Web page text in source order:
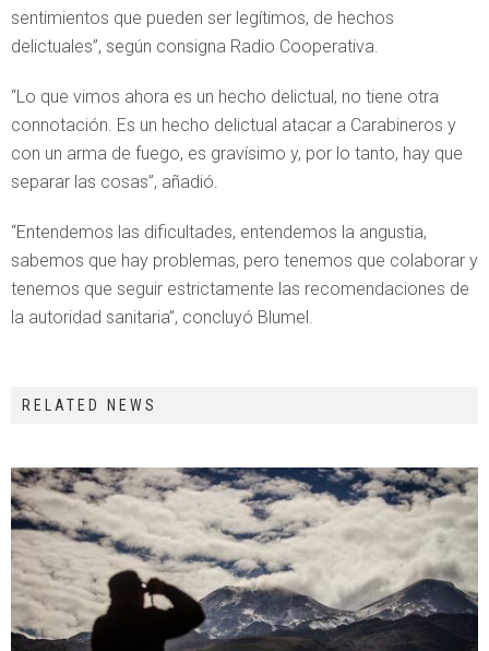
sentimientos que pueden ser legítimos, de hechos
delictuales”, según consigna Radio Cooperativa.
“Lo que vimos ahora es un hecho delictual, no tiene otra
connotación. Es un hecho delictual atacar a Carabineros y
con un arma de fuego, es gravísimo y, por lo tanto, hay que
separar las cosas”, añadió.
“Entendemos las dificultades, entendemos la angustia,
sabemos que hay problemas, pero tenemos que colaborar y
tenemos que seguir estrictamente las recomendaciones de
la autoridad sanitaria”, concluyó Blumel.
RELATED NEWS